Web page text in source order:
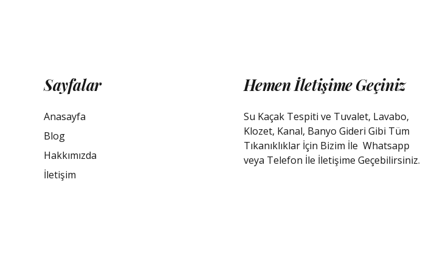
Sayfalar
Anasayfa
Blog
Hakkımızda
İletişim
Hemen İletişime Geçiniz
Su Kaçak Tespiti ve Tuvalet, Lavabo,
Klozet, Kanal, Banyo Gideri Gibi Tüm
Tıkanıklıklar İçin Bizim İle Whatsapp
veya Telefon İle İletişime Geçebilirsiniz.